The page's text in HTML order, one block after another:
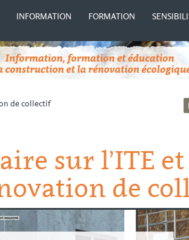
INFORMATION FORMATION
de collectif
sur l’ITE
de